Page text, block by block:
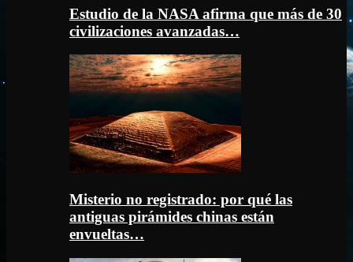
Estudio de la NASA afirma que más de 30
civilizaciones avanzadas…
Misterio no registrado: por qué las
antiguas pirámides chinas están
envueltas…